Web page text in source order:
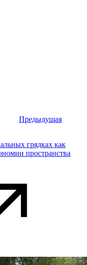
Предыдущая
грядках как
пространства